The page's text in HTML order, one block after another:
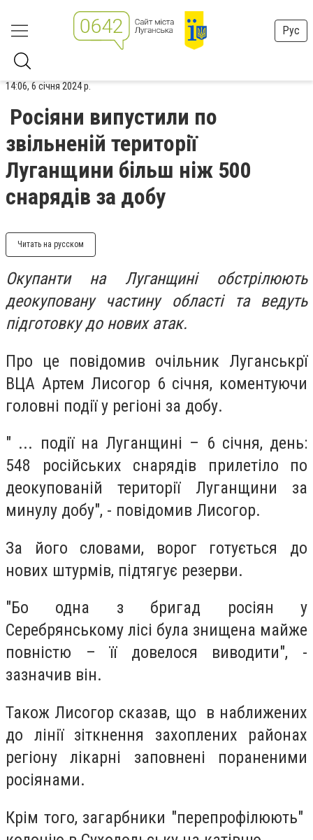
Рус
14:06, 6 січня 2024 р.
Росіяни випустили по
звільненій території
Луганщини більш ніж 500
снарядів за добу
Читать на русском
Окупанти на Луганщині обстрілюють
деокуповану частину області та ведуть
підготовку до нових атак.
Про це повідомив очільник Луганськрї
ВЦА Артем Лисогор 6 січня, коментуючи
головні події у регіоні за добу.
" ... події на Луганщині – 6 січня, день:
548 російських снарядів прилетіло по
деокупованій території Луганщини за
минулу добу", - повідомив Лисогор.
За його словами, ворог готується до
нових штурмів, підтягує резерви.
"Бо одна з бригад росіян у
Серебрянському лісі була знищена майже
повністю – її довелося виводити", -
зазначив він.
Також Лисогор сказав, що в наближених
до лінії зіткнення захоплених районах
регіону лікарні заповнені пораненими
росіянами.
Крім того, загарбники "перепрофілюють"